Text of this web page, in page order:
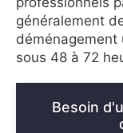
généralement
déménagement
sous 48 à 72
Besoin